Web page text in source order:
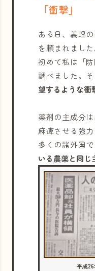
「衝撃」
ある日、義理
を頼まれまし
初めて私は「
調べました。そ
望するような衝
薬剤の主成分
麻痺させる強
多くの諸外国
いる農薬と同じ
平成